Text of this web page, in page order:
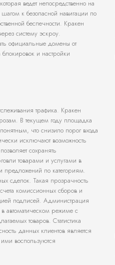
которая ведет непосредственно на
шагом к безопасной навигации по
беспечности. Кракен
систему эскроу.
официальные домены от
и настройки
трафика. Кракен
В текущем году площадка
что снизило порог входа
исключают возможность
сохранять
товарами и услугами в
предложений по категориям.
сделок. Такая прозрачность
комиссионных сборов и
подписей. Администрация
автоматическом режиме с
товаров. Статистика
данных клиентов является
воспользуются